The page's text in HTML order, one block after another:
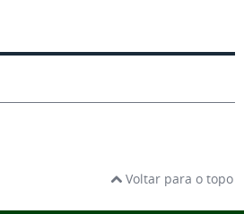
Voltar para o topo